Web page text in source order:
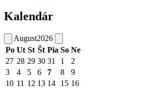
Kalendár
August2026
Po Ut St Št Pia So Ne
27 28 29 30 31 1
2
3
4 5 6 7 8
9
10 11 12 13 14 15 16